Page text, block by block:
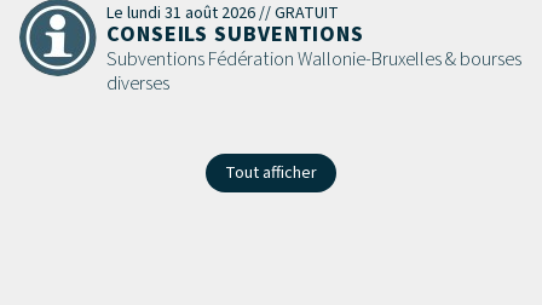
Le lundi 31 août 2026 // GRATUIT
CONSEILS SUBVENTIONS
Subventions Fédération Wallonie-Bruxelles & bourses
diverses
Tout afficher